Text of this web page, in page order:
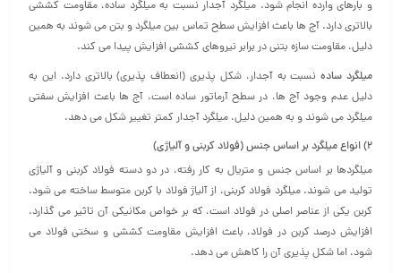
و بارهای وارده انجام شود. میلگرد آجدار نسبت به میلگرد ساده، مقاومت کششی
بالاتری دارد. آج‌ ها باعث افزایش سطح تماس بین میلگرد و بتن می‌ شوند به همین
دلیل، مقاومت سازه بتنی در برابر نیروهای کششی افزایش پیدا می کند.
میلگرد سادهنسبت به آجدار، شکل پذیری (انعطاف پذیری) بالاتری دارد. این به
دلیل عدم وجود آج‌ ها، در سطح آرماتور ساده است. آج‌ ها باعث افزایش سفتی
میلگرد می‌ شوند و به همین دلیل، میلگرد آجدار کمتر تغییر شکل می دهد.
2) انواع میلگرد بر اساس جنس (فولاد کربنی و آلیاژی)
میلگردها بر اساس جنس و متریال به کار رفته، در دو دسته فولاد کربنی و آلیاژی
تولید می‌ شوند. میلگرد فولاد کربنی، از آلیاژ فولاد با کربن متوسط ساخته می‌ شود.
کربن یکی از عناصر اصلی در فولاد است، که بر خواص مکانیکی آن تاثیر می‌ گذارد.
افزایش درصد کربن در فولاد، باعث افزایش مقاومت کششی و سختی فولاد می‌
شود، اما شکل‌ پذیری آن را کاهش می دهد.